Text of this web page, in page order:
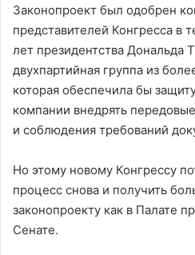
Законопроект был одобрен
представителей Конгресса в
лет президентства Дональда
двухпартийная группа из
которая обеспечила бы
компании внедрять
и соблюдения требований
Но этому новому Конгрессу
процесс снова и получить
законопроекту как в Палате
Сенате.